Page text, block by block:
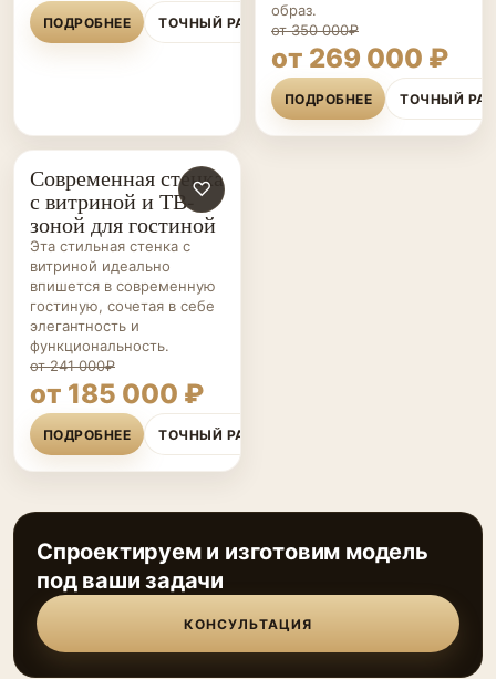
ПОДРОБНЕЕ ТОЧНЫЙ РАСЧЁТ
образ.
от 350 000₽
от 269 000 ₽
ПОДРОБНЕЕ ТОЧНЫЙ
ГОСТИНЫЕ НА ЗАКАЗ
♡
Современная стенка
с витриной и ТВ-
зоной для гостиной
Эта стильная стенка с
витриной идеально
впишется в современную
гостиную, сочетая в себе
элегантность и
функциональность.
от 241 000₽
от 185 000 ₽
ПОДРОБНЕЕ ТОЧНЫЙ РАСЧЁТ
Спроектируем и изготовим модель
под ваши задачи
КОНСУЛЬТАЦИЯ